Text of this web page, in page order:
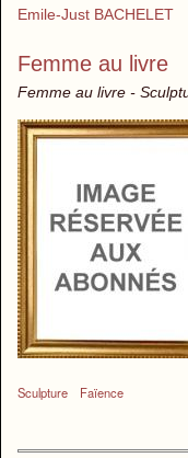
Emile-Just BACHELET
Femme au livre
Femme au livre -
Sculpture Faïence